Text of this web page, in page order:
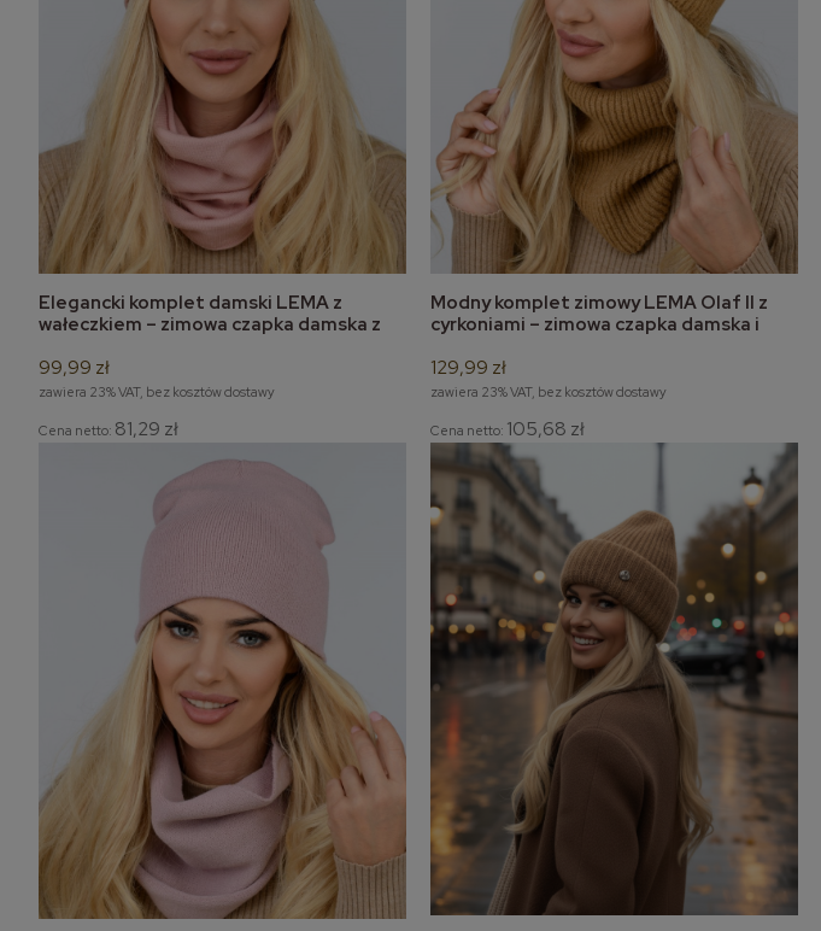
do koszyka
Elegancki komplet damski LEMA z
wałeczkiem – zimowa czapka damska z
99,99 zł
zawiera 23% VAT, bez kosztów dostawy
Cena netto: 81,29 zł
do koszyka
Modny komplet zimowy LEMA Olaf II z
cyrkoniami – zimowa czapka damska i
129,99 zł
zawiera 23% VAT, bez kosztów dostawy
Cena netto: 105,68 zł